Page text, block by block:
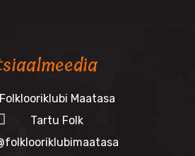
Folklooriklubi Maatasa
Tartu Folk